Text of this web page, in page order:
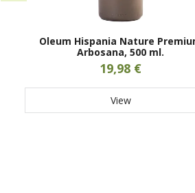
Oleum Hispania Nature
Arbosana, 500 ml.
19,98 €
View